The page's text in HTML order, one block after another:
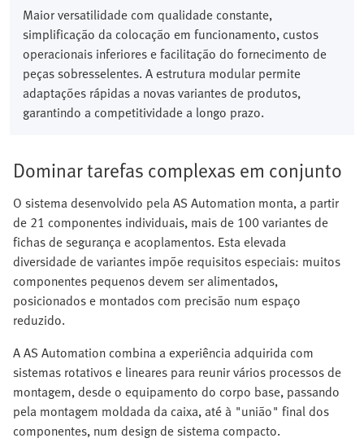
Maior versatilidade com qualidade constante,
simplificação da colocação em funcionamento, custos
operacionais inferiores e facilitação do fornecimento de
peças sobresselentes. A estrutura modular permite
adaptações rápidas a novas variantes de produtos,
garantindo a competitividade a longo prazo.
Dominar tarefas complexas em conjunto
O sistema desenvolvido pela AS Automation monta, a partir
de 21 componentes individuais, mais de 100 variantes de
fichas de segurança e acoplamentos. Esta elevada
diversidade de variantes impõe requisitos especiais: muitos
componentes pequenos devem ser alimentados,
posicionados e montados com precisão num espaço
reduzido.
A AS Automation combina a experiência adquirida com
sistemas rotativos e lineares para reunir vários processos de
montagem, desde o equipamento do corpo base, passando
pela montagem moldada da caixa, até à "união" final dos
componentes, num design de sistema compacto.